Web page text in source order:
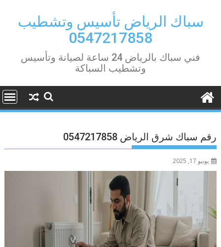
contentسباك الرياض تأسيس وتشطيب
0547217858
فني سباك بالرياض 24 ساعة لصيانة وتأسيس
وتشطيب السباكة
رقم سباك شرق الرياض 0547217858
يونيو 17, 2025